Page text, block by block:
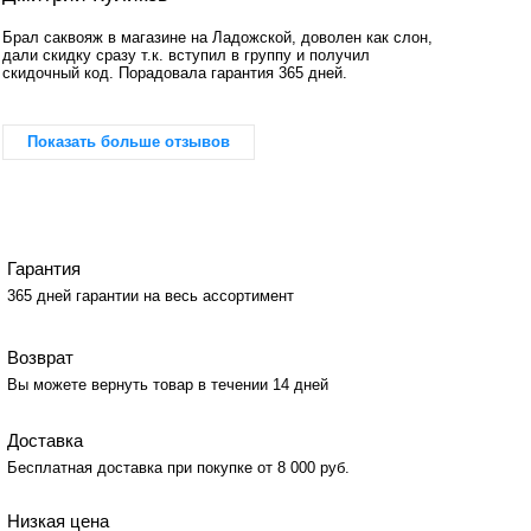
Брал саквояж в магазине на Ладожской, доволен как слон,
дали скидку сразу т.к. вступил в группу и получил
скидочный код. Порадовала гарантия 365 дней.
Показать больше отзывов
Гарантия
365 дней гарантии на весь ассортимент
Возврат
Вы можете вернуть товар в течении 14 дней
Доставка
Бесплатная доставка при покупке от 8 000 руб.
Низкая цена